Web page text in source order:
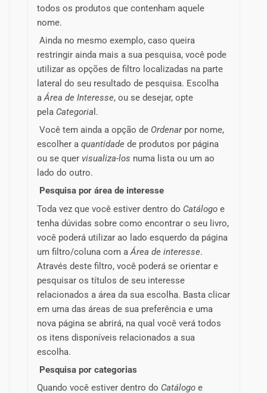
todos os produtos que contenham aquele
nome.
Ainda no mesmo exemplo, caso queira
restringir ainda mais a sua pesquisa, você pode
utilizar as opções de filtro localizadas na parte
lateral do seu resultado de pesquisa. Escolha
aÁrea de Interesse, ou se desejar, opte
pela Categoria l.
Você tem ainda a opção de Ordenar por nome,
escolher a quantidade de produtos por página
ou se quer visualiza-los numa lista ou um ao
lado do outro.
Pesquisa por área de interesse
Toda vez que você estiver dentro do Catálogo e
tenha dúvidas sobre como encontrar o seu livro,
você poderá utilizar ao lado esquerdo da página
um filtro/coluna com a Área de interesse.
Através deste filtro, você poderá se orientar e
pesquisar os títulos de seu interesse
relacionados a área da sua escolha. Basta clicar
em uma das áreas de sua preferência e uma
nova página se abrirá, na qual você verá todos
os itens disponíveis relacionados a sua
escolha.
Pesquisa por categorias
Quando você estiver dentro do Catálogo e